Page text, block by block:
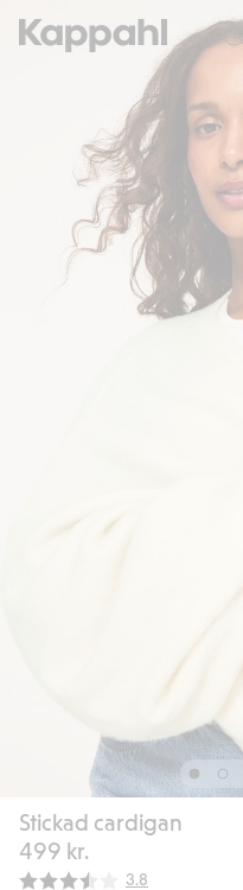
Stickad cardigan
499 kr.
Snittbetyg:
3.8